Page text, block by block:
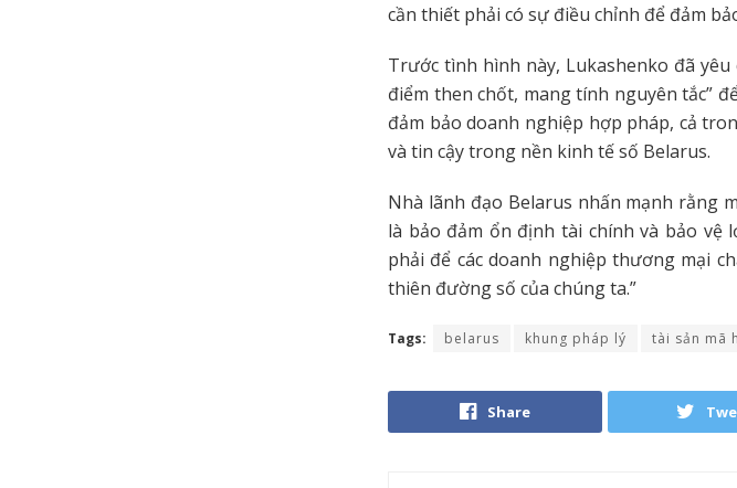
cần thiết phải có sự điều chỉnh để đảm
Trước tình hình này, Lukashenko đã
điểm then chốt, mang tính nguyên tắc”
đảm bảo doanh nghiệp hợp pháp, cả
và tin cậy trong nền kinh tế số Belarus.
Nhà lãnh đạo Belarus nhấn mạnh rằng
là bảo đảm ổn định tài chính và bảo vệ
phải để các doanh nghiệp thương mại
thiên đường số của chúng ta.”
Tags: belarus khung pháp lý tài sản mã
Share